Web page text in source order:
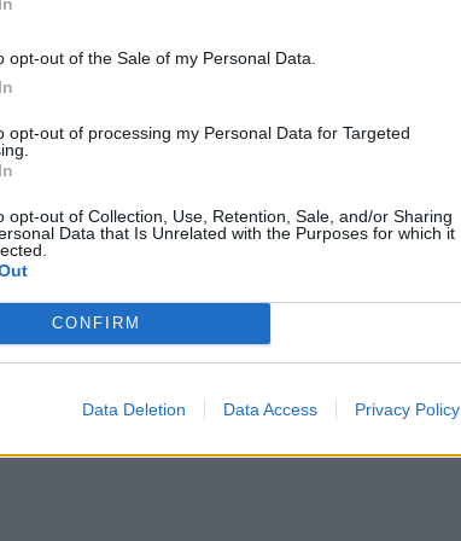
opt-out of the Sale of my Personal Data.
opt-out of processing my Personal Data for Targeted
opt-out of Collection, Use, Retention, Sale, and/or Sharing
Data that Is Unrelated with the Purposes for which it
CONFIRM
Data Deletion Data Access Privacy Policy
μεγάλους αριθμούς μεταναστών τα